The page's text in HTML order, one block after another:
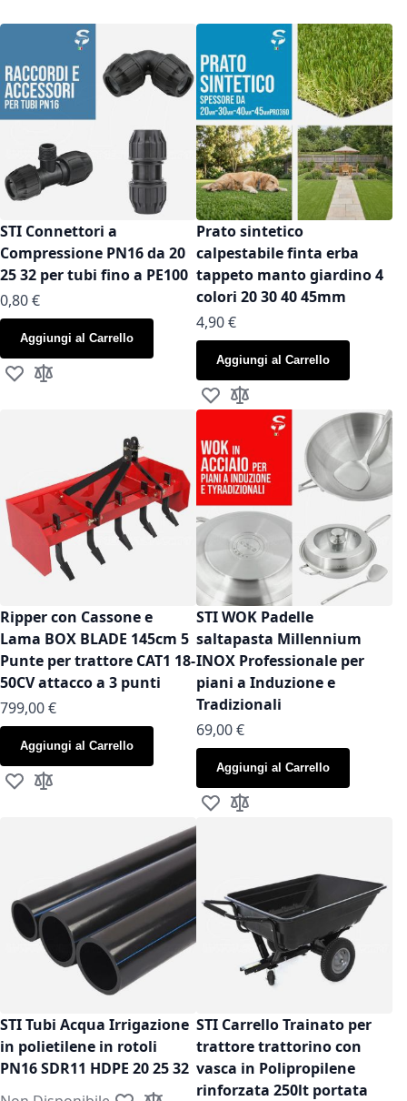
STI Connettori a
Compressione PN16 da 20
25 32 per tubi fino a PE100
As low as
0,80 €
Aggiungi al Carrello
Aggiungi alla lista desideri
Aggiungi al confronto
Prato sintetico
calpestabile finta erba
tappeto manto giardino 4
colori 20 30 40 45mm
As low as
4,90 €
Aggiungi al Carrello
Aggiungi alla lista desideri
Aggiungi al confronto
Ripper con Cassone e
Lama BOX BLADE 145cm 5
Punte per trattore CAT1 18-
50CV attacco a 3 punti
799,00 €
Aggiungi al Carrello
Aggiungi alla lista desideri
Aggiungi al confronto
STI WOK Padelle
saltapasta Millennium
INOX Professionale per
piani a Induzione e
Tradizionali
As low as
69,00 €
Aggiungi al Carrello
Aggiungi alla lista desideri
Aggiungi al confronto
STI Tubi Acqua Irrigazione
in polietilene in rotoli
PN16 SDR11 HDPE 20 25 32
STI Carrello Trainato per
trattore trattorino con
vasca in Polipropilene
rinforzata 250lt portata